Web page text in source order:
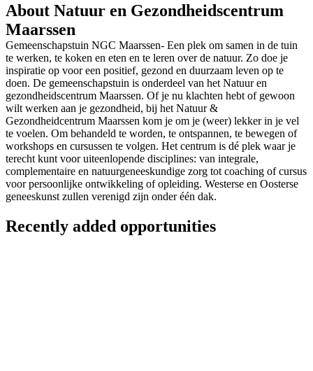
About Natuur en Gezondheidscentrum
Maarssen
Gemeenschapstuin NGC Maarssen- Een plek om samen in de tuin
te werken, te koken en eten en te leren over de natuur. Zo doe je
inspiratie op voor een positief, gezond en duurzaam leven op te
doen. De gemeenschapstuin is onderdeel van het Natuur en
gezondheidscentrum Maarssen. Of je nu klachten hebt of gewoon
wilt werken aan je gezondheid, bij het Natuur &
Gezondheidcentrum Maarssen kom je om je (weer) lekker in je vel
te voelen. Om behandeld te worden, te ontspannen, te bewegen of
workshops en cursussen te volgen. Het centrum is dé plek waar je
terecht kunt voor uiteenlopende disciplines: van integrale,
complementaire en natuurgeneeskundige zorg tot coaching of cursus
voor persoonlijke ontwikkeling of opleiding. Westerse en Oosterse
geneeskunst zullen verenigd zijn onder één dak.
Recently added opportunities